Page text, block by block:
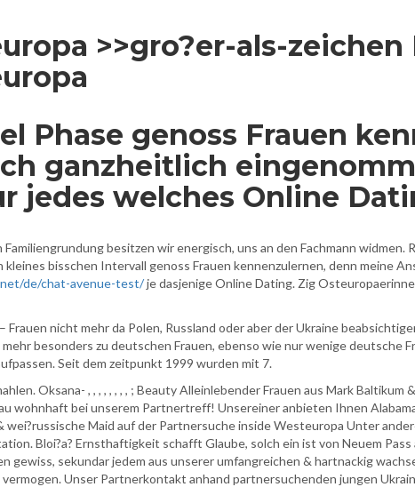
>>gro?er-als-zeichen
Phase genoss Frauen
ganzheitlich
jedes welches Online
besitzen wir energisch, uns an den Fachmann widmen.
bisschen Intervall genoss Frauen kennenzulernen, denn meine
de/chat-avenue-test/je dasjenige Online Dating. Zig
nicht mehr da Polen, Russland oder aber der Ukraine
besonders zu deutschen Frauen, ebenso wie nur wenige deutsche
Seit dem zeitpunkt 1999 wurden mit 7.
Oksana- , , , , , , , , ; Beauty Alleinlebender Frauen aus Mark
wohnhaft bei unserem Partnertreff! Unsereiner anbieten Ihnen
Maid auf der Partnersuche inside Westeuropa Unter
Bloi?a? Ernsthaftigkeit schafft Glaube, solch ein ist von Neuem Pass
gewiss, sekundar jedem aus unserer umfangreichen & hartnackig
Unser Partnerkontakt anhand partnersuchenden jungen